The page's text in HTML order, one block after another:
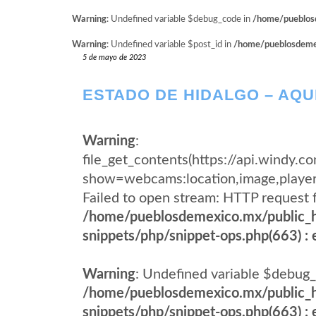
Warning: Undefined variable $debug_code in /home/
Warning: Undefined variable $post_id in /home/
5 de mayo de 2023
ESTADO DE HIDALGO –
Warning:
file_get_contents(https://
Failed to open stream: HTTP
/home/pueblosdemexico.mx/
snippets/php/snippet-ops.php(663) :
Warning: Undefined variable
/home/pueblosdemexico.mx/
snippets/php/snippet-ops.php(663) :